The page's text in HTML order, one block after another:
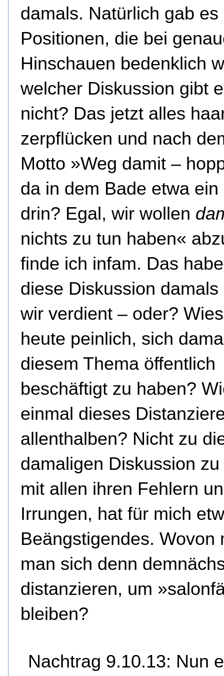
damals. Natürlich gab es
Positionen, die bei
Hinschauen bedenklich
welcher Diskussion gibt
nicht? Das jetzt alles
zerpflücken und nach
Motto »Weg damit –
da in dem Bade etwa ein
drin? Egal, wir wollen
nichts zu tun haben«
finde ich infam. Das
diese Diskussion damals
wir verdient – oder?
heute peinlich, sich
diesem Thema öffentlich
beschäftigt zu haben?
einmal dieses
allenthalben? Nicht zu
damaligen Diskussion
mit allen ihren Fehlern
Irrungen, hat für mich
Beängstigendes. Wovon
man sich denn
distanzieren, um
bleiben?
Nachtrag 9.10.13: Nun